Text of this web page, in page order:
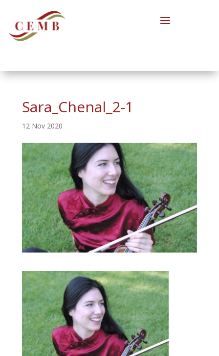
Sara_Chenal_2-1
12 Nov 2020